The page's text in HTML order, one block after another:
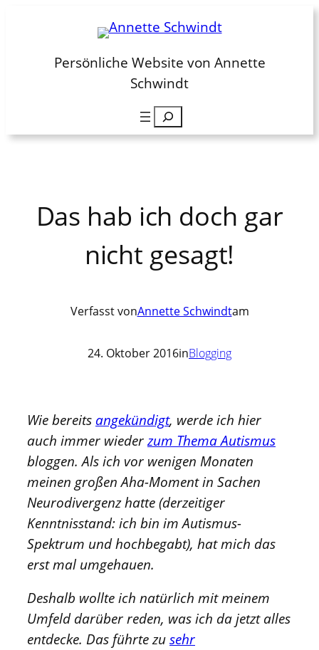
springenPersönliche Website von Annette
Schwindt
Suchen
Das hab ich doch gar
nicht gesagt!
Verfasst vonAnnette Schwindtam
24. Oktober 2016inBlogging
Wie bereits angekündigt, werde ich hier
auch immer wieder zum Thema Autismus
bloggen. Als ich vor wenigen Monaten
meinen großen Aha-Moment in Sachen
Neurodivergenz hatte (derzeitiger
Kenntnisstand: ich bin im Autismus-
Spektrum und hochbegabt), hat mich das
erst mal umgehauen.
Deshalb wollte ich natürlich mit meinem
Umfeld darüber reden, was ich da jetzt alles
entdecke. Das führte zu sehr